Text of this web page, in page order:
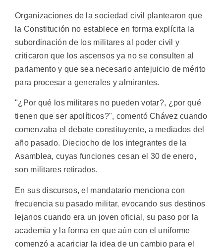
Organizaciones de la sociedad civil plantearon que
la Constitución no establece en forma explícita la
subordinación de los militares al poder civil y
criticaron que los ascensos ya no se consulten al
parlamento y que sea necesario antejuicio de mérito
para procesar a generales y almirantes.
"¿Por qué los militares no pueden votar?, ¿por qué
tienen que ser apolíticos?", comentó Chávez cuando
comenzaba el debate constituyente, a mediados del
año pasado. Dieciocho de los integrantes de la
Asamblea, cuyas funciones cesan el 30 de enero,
son militares retirados.
En sus discursos, el mandatario menciona con
frecuencia su pasado militar, evocando sus destinos
lejanos cuando era un joven oficial, su paso por la
academia y la forma en que aún con el uniforme
comenzó a acariciar la idea de un cambio para el